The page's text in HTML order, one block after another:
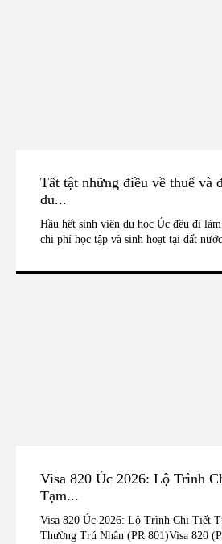
Tất tật những điều về thuế và
du...
Hầu hết sinh viên du học Úc đều đi
chi phí học tập và sinh hoạt tại đất
Visa 820 Úc 2026: Lộ Trình
Tạm...
Visa 820 Úc 2026: Lộ Trình Chi Tiết
Thường Trú Nhân (PR 801)Visa 820